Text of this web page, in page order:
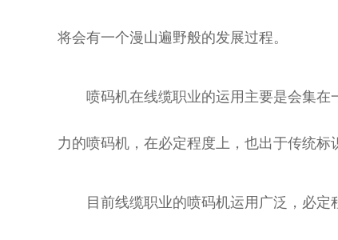
将会有一个漫山遍野般的发展过程。
喷码机在线缆职业的运用主要是会集在
力的喷码机，在必定程度上，也出于传统标
目前线缆职业的喷码机运用广泛，必定